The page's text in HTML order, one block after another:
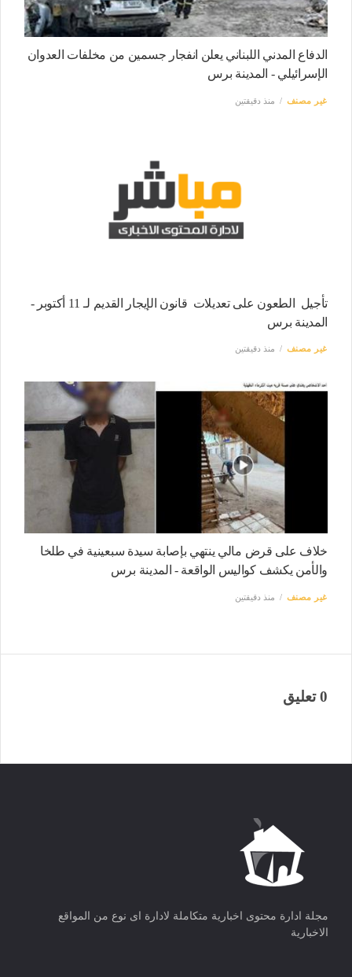
الدفاع المدني اللبناني يعلن انفجار جسمين من مخلفات العدوان
الإسرائيلي - المدينة برس
غير مصنف منذ دقيقتين
تأجيل الطعون على تعديلات قانون الإيجار القديم لـ 11 أكتوبر -
المدينة برس
غير مصنف منذ دقيقتين
خلاف على قرض مالي ينتهي بإصابة سيدة سبعينية في طلخا
والأمن يكشف كواليس الواقعة - المدينة برس
غير مصنف منذ دقيقتين
0 تعليق
مجلة ادارة محتوى اخبارية متكاملة لادارة اى نوع من المواقع
الاخبارية